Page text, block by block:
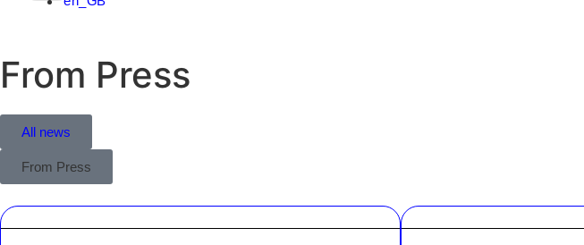
From Press
All news
From Press